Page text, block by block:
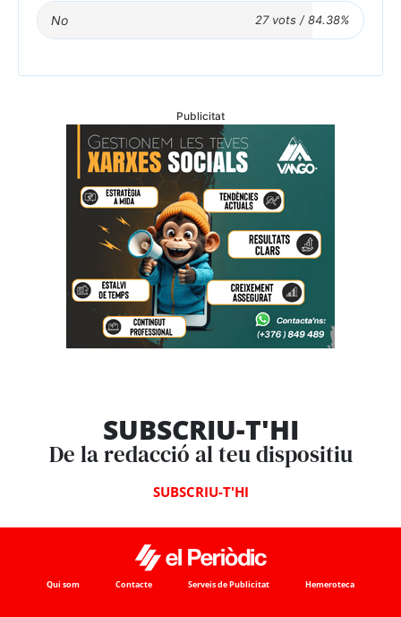
No
Publicitat
SUBSCRIU-T'HI
De la redacció al teu dispositiu
SUBSCRIU-T'HI
Qui som Contacte Serveis de Publicitat Hemeroteca